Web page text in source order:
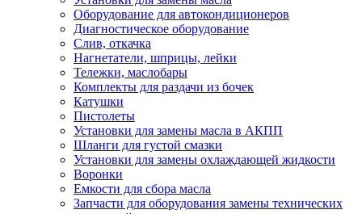
Оборудование для автокондиционеров
Диагностическое оборудование
Слив, откачка
Нагнетатели, шприцы, лейки
Тележки, маслобары
Комплекты для раздачи из бочек
Катушки
Пистолеты
Установки для замены масла в АКПП
Шланги для густой смазки
Установки для замены охлаждающей жидкости
Воронки
Емкости для сбора масла
Запчасти для оборудования замены технических